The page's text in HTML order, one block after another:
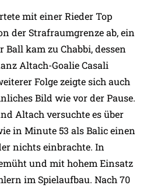
mit einer Rieder Top
der Strafraumgrenze ab, ein
Ball kam zu Chabbi, dessen
Altach-Goalie Casali
Folge zeigte sich auch
Bild wie vor der Pause.
Altach versuchte es über
in Minute 53 als Balic einen
nichts einbrachte. In
und mit hohem Einsatz
im Spielaufbau. Nach 70